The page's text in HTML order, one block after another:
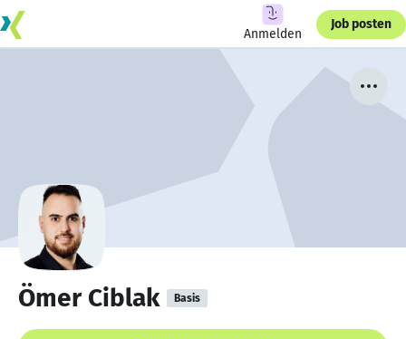
Anmelden
Job posten
Ömer Ciblak Basis